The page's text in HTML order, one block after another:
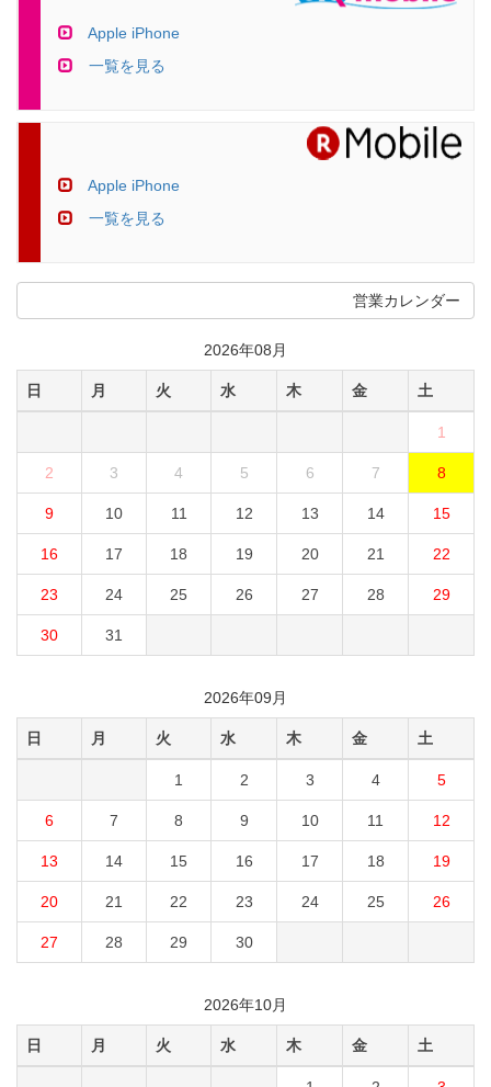
Apple iPhone
一覧を見る
Apple iPhone
一覧を見る
営業カレンダー
2026年08月
日 月 火 水 木 金 土
1
2 3 4 5 6 7 8
9 10 11 12 13 14 15
16 17 18 19 20 21 22
23 24 25 26 27 28 29
30 31
2026年09月
日 月 火 水 木 金 土
1 2 3 4 5
6 7 8 9 10 11 12
13 14 15 16 17 18 19
20 21 22 23 24 25 26
27 28 29 30
2026年10月
日 月 火 水 木 金 土